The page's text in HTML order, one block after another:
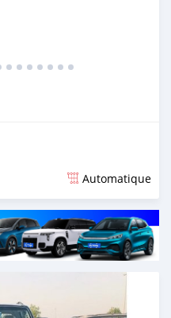
Automatique